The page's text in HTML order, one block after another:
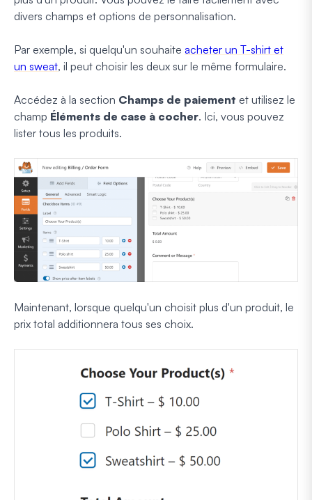
divers champs et options de personnalisation.
Par exemple, si quelqu'un souhaite acheter un T-shirt et
un sweat, il peut choisir les deux sur le même formulaire.
Accédez à la section Champs de paiement et utilisez le
champ Éléments de case à cocher. Ici, vous pouvez
lister tous les produits.
Maintenant, lorsque quelqu'un choisit plus d'un produit, le
prix total additionnera tous ses choix.